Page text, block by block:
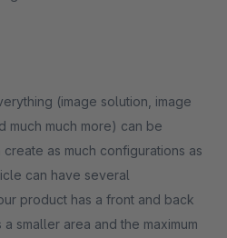
(image solution, image
much much more) can be
as much configurations as
can have several
product has a front and back
smaller area and the maximum